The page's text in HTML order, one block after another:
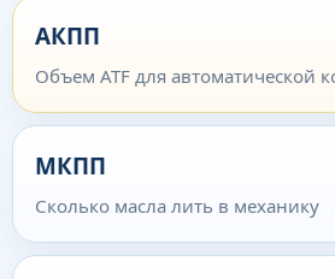
АКПП
Объем ATF для автоматической
МКПП
Сколько масла лить в механику